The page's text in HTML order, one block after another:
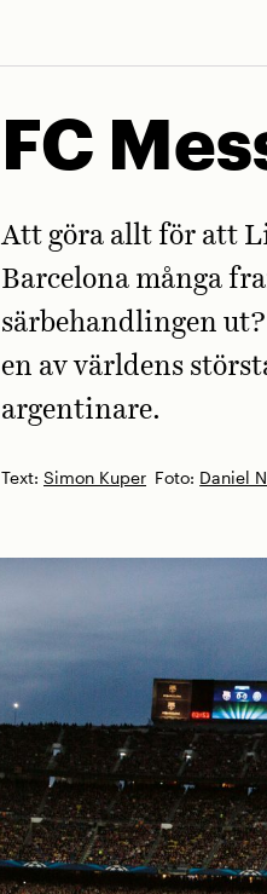
FC
Text: Simon Kuper Foto: Daniel
Att göra allt för att
Barcelona många
särbehandlingen
en av världens
argentinare.